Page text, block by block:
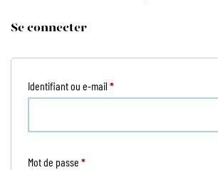
Se connecter
Identifiant ou e-mail *
Mot de passe *